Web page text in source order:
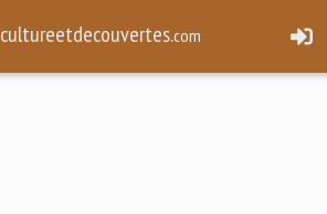
cultureetdecouvertes.com